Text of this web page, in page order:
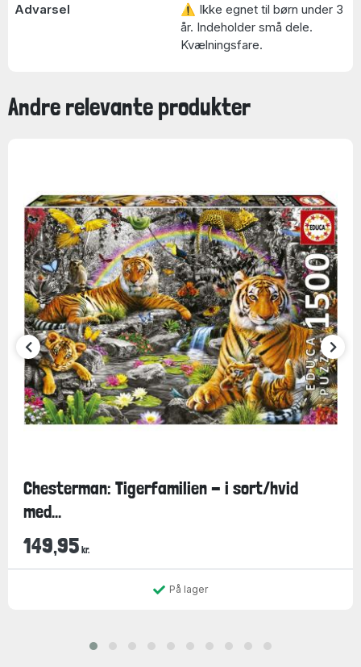
Advarsel
⚠ Ikke egnet til børn under 3
år. Indeholder små dele.
Kvælningsfare.
Andre relevante produkter
Chesterman: Tigerfamilien - i sort/hvid
med...
149,95 kr.
På lager